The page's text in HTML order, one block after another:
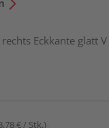
Eckkante glatt
€ / Stk.)